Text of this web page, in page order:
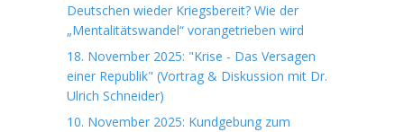
Deutschen wieder Kriegsbereit? Wie der
„Mentalitätswandel“ vorangetrieben wird
18. November 2025: "Krise - Das Versagen
einer Republik" (Vortrag & Diskussion mit Dr.
Ulrich Schneider)
10. November 2025: Kundgebung zum